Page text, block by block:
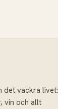
det vackra livet:
vin och allt